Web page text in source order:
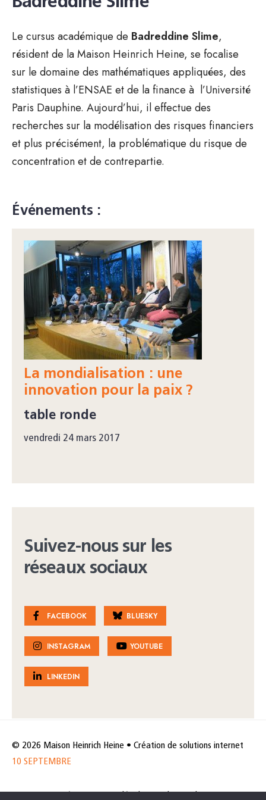
Le cursus académique de Badreddine Slime,
résident de la Maison Heinrich Heine, se focalise
sur le domaine des mathématiques appliquées, des
statistiques à l’ENSAE et de la finance à l’Université
Paris Dauphine. Aujourd’hui, il effectue des
recherches sur la modélisation des risques financiers
et plus précisément, la problématique du risque de
concentration et de contrepartie.
Événements :
La mondialisation : une
innovation pour la paix ?
table ronde
vendredi 24 mars 2017
Suivez-nous sur les
réseaux sociaux
FACEBOOK BLUESKY
INSTAGRAM YOUTUBE
LINKEDIN
© 2026 Maison Heinrich Heine • Création de solutions internet
10 SEPTEMBRE